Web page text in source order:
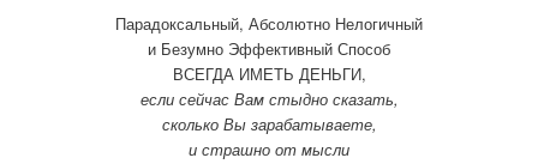
Парадоксальный, Абсолютно Нелогичный
и Безумно Эффективный Способ
ВСЕГДА ИМЕТЬ ДЕНЬГИ,
если сейчас Вам стыдно сказать,
сколько Вы зарабатываете,
и страшно от мысли